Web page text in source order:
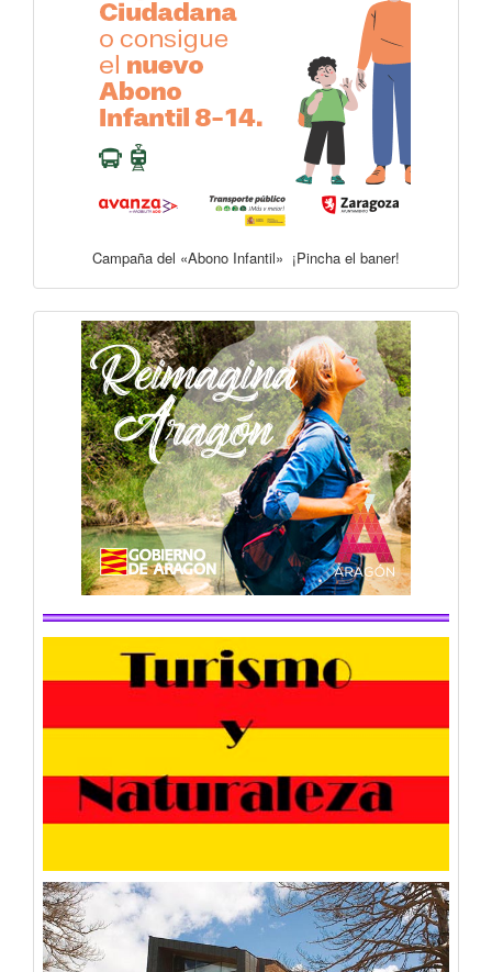
Campaña del «Abono Infantil» ¡Pincha el baner!